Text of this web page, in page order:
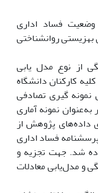
فساد اداری
روانشناختی
از نوع مدل یابی
کارکنان دانشگاه
نمونه گیری تصادفی
با حجم هر طبقه 280 نفر به‌عنوان نمونه آماری
داده‌های پژوهش از
فساد اداری
شد. جهت تجزیه و
و مدل‌یابی معادلات